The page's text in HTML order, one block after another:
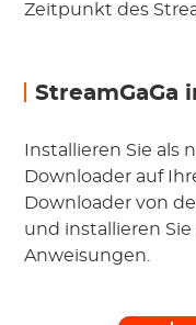
Zeitpunkt des
StreamGaGa
Installieren Sie als
Downloader auf
Downloader von
und installieren
Anweisungen.